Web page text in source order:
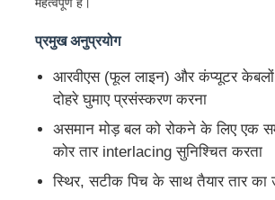
प्रमुख अनुप्रयोग
आरवीएस (फूल लाइन) और कंप्यूटर केबलों
दोहरे घुमाए प्रसंस्करण करना
असमान मोड़ बल को रोकने के लिए एक
कोर तार interlacing सुनिश्चित करता
स्थिर, सटीक पिच के साथ तैयार तार का